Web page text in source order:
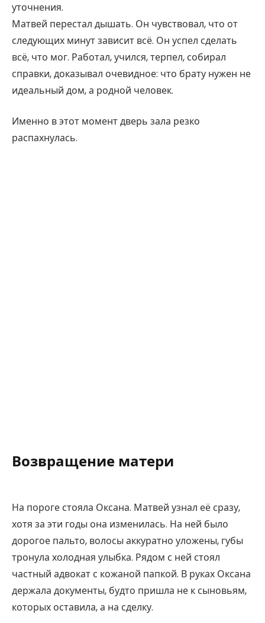
уточнения.
Матвей перестал дышать. Он чувствовал, что от
следующих минут зависит всё. Он успел сделать
всё, что мог. Работал, учился, терпел, собирал
справки, доказывал очевидное: что брату нужен не
идеальный дом, а родной человек.
Именно в этот момент дверь зала резко
распахнулась.
Возвращение матери
На пороге стояла Оксана. Матвей узнал её сразу,
хотя за эти годы она изменилась. На ней было
дорогое пальто, волосы аккуратно уложены, губы
тронула холодная улыбка. Рядом с ней стоял
частный адвокат с кожаной папкой. В руках Оксана
держала документы, будто пришла не к сыновьям,
которых оставила, а на сделку.